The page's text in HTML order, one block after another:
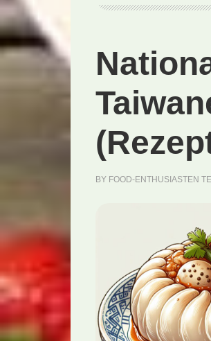
BY FOOD-ENTHUSIASTEN